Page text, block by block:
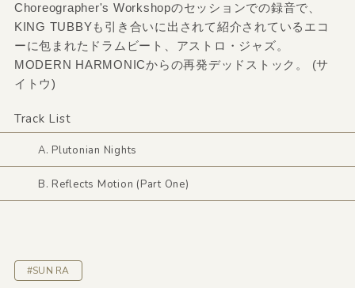
Choreographer's Workshopのセッションでの録音で、
KING TUBBYも引き合いに出されて紹介されているエコ
ーに包まれたドラムビート、アストロ・ジャズ。
MODERN HARMONICからの再発デッドストック。 (サ
イトウ)
Track List
A. Plutonian Nights
B. Reflects Motion (Part One)
#SUN RA